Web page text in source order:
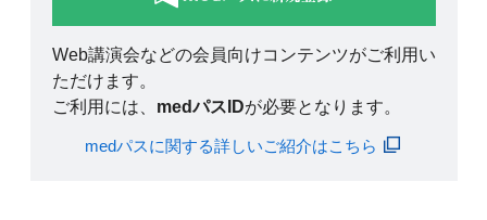
Web講演会などの会員向けコンテンツがご利用い
ただけます。
ご利用には、 medパスIDが必要となります。
medパスに関する詳しいご紹介はこちら